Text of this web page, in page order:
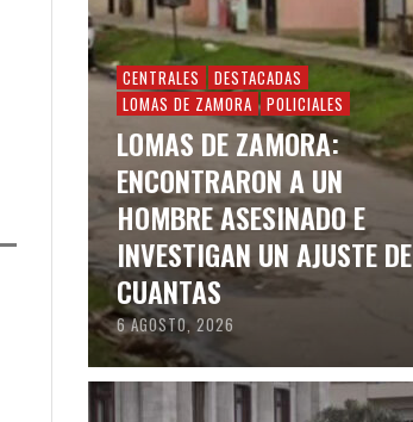
CENTRALES
DESTACADAS
LOMAS DE ZAMORA
POLICIALES
LOMAS DE ZAMORA:
ENCONTRARON A UN
HOMBRE ASESINADO E
INVESTIGAN UN AJUSTE DE
CUANTAS
6 AGOSTO, 2026